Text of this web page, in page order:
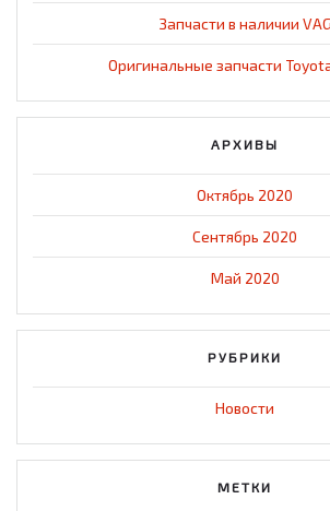
Запчасти в наличии VAG
Оригинальные запчасти
АРХИВЫ
Октябрь 2020
Сентябрь 2020
Май 2020
РУБРИКИ
Новости
МЕТКИ